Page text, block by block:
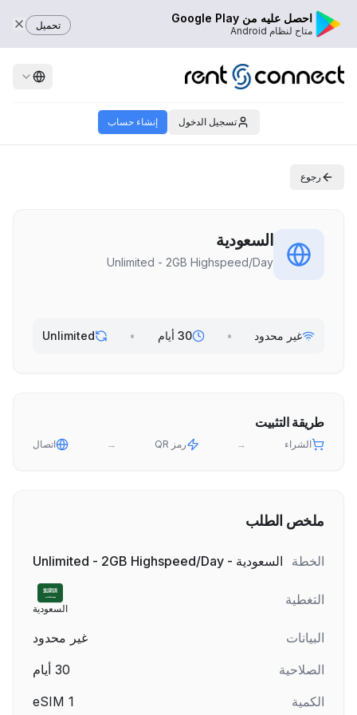
احصل عليه من Google Play
متاح لنظام Android تحميل
تسجيل الدخول إنشاء حساب
رجوع
السعودية
Unlimited - 2GB Highspeed/Day
غير محدود • 30 أيام •
Unlimited
طريقة التثبيت
الشراء → رمز QR → اتصال
ملخص الطلب
الخطة السعودية - Unlimited - 2GB Highspeed/Day
التغطية
السعودية
البيانات
غير محدود
الصلاحية
30 أيام
الكمية
1